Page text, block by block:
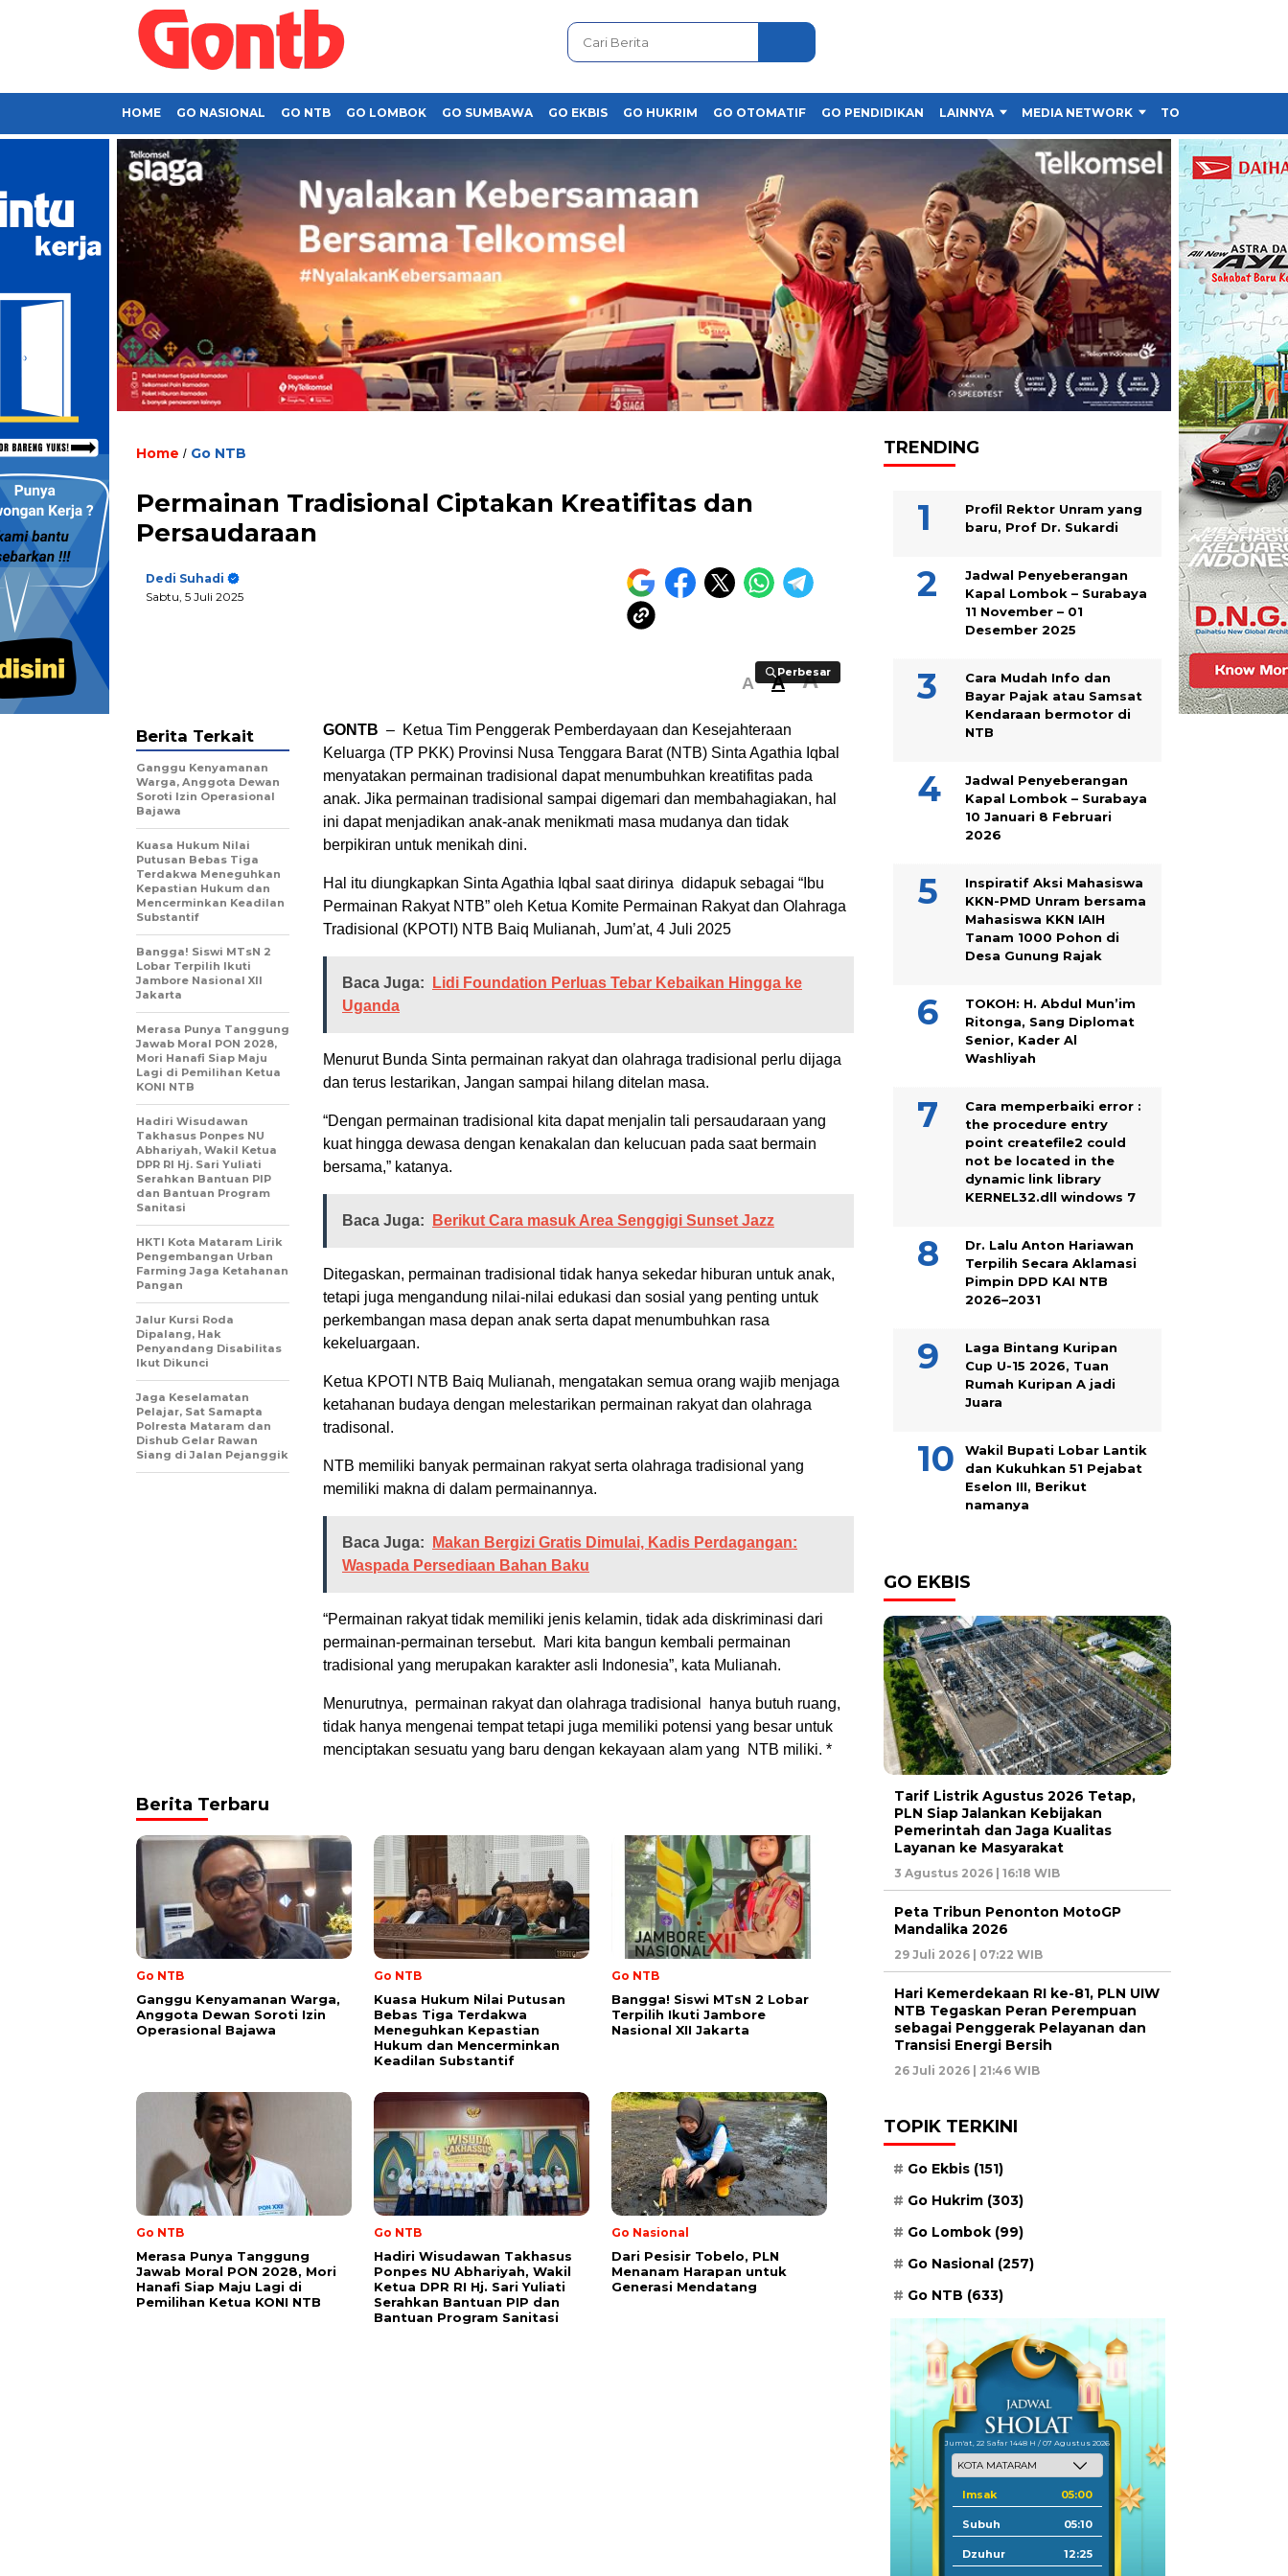
HOME GO NASIONAL GO NTB GO LOMBOK GO SUMBAWA GO EKBIS GO HUKRIM GO OTOMATIF GO PENDIDIKAN LAINNYA MEDIA NETWORK TOKO
Home / Go NTB
Permainan Tradisional Ciptakan Kreatifitas dan
Persaudaraan
Dedi Suhadi
Sabtu, 5 Juli 2025
Perbesar
Perbesar
A A A
GONTB – Ketua Tim Penggerak Pemberdayaan dan Kesejahteraan
Keluarga (TP PKK) Provinsi Nusa Tenggara Barat (NTB) Sinta Agathia Iqbal
menyatakan permainan tradisional dapat menumbuhkan kreatifitas pada
anak. Jika permainan tradisional sampai digemari dan membahagiakan, hal
ini dapat menjadikan anak-anak menikmati masa mudanya dan tidak
berpikiran untuk menikah dini.
Hal itu diungkapkan Sinta Agathia Iqbal saat dirinya didapuk sebagai “Ibu
Permainan Rakyat NTB” oleh Ketua Komite Permainan Rakyat dan Olahraga
Tradisional (KPOTI) NTB Baiq Mulianah, Jum’at, 4 Juli 2025
Baca Juga:
Lidi Foundation Perluas Tebar Kebaikan Hingga ke
Uganda
Menurut Bunda Sinta permainan rakyat dan olahraga tradisional perlu dijaga
dan terus lestarikan, Jangan sampai hilang ditelan masa.
“Dengan permainan tradisional kita dapat menjalin tali persaudaraan yang
kuat hingga dewasa dengan kenakalan dan kelucuan pada saat bermain
bersama,” katanya.
Baca Juga: Berikut Cara masuk Area Senggigi Sunset Jazz
Ditegaskan, permainan tradisional tidak hanya sekedar hiburan untuk anak,
tetapi juga mengandung nilai-nilai edukasi dan sosial yang penting untuk
perkembangan masa depan anak serta dapat menumbuhkan rasa
kekeluargaan.
Ketua KPOTI NTB Baiq Mulianah, mengatakan semua orang wajib menjaga
ketahanan budaya dengan melestarikan permainan rakyat dan olahraga
tradisonal.
NTB memiliki banyak permainan rakyat serta olahraga tradisional yang
memiliki makna di dalam permainannya.
Baca Juga:
Makan Bergizi Gratis Dimulai, Kadis Perdagangan:
Waspada Persediaan Bahan Baku
“Permainan rakyat tidak memiliki jenis kelamin, tidak ada diskriminasi dari
permainan-permainan tersebut. Mari kita bangun kembali permainan
tradisional yang merupakan karakter asli Indonesia”, kata Mulianah.
Menurutnya, permainan rakyat dan olahraga tradisional hanya butuh ruang,
tidak hanya mengenai tempat tetapi juga memiliki potensi yang besar untuk
menciptakan sesuatu yang baru dengan kekayaan alam yang NTB miliki. *
Berita Terkait
Ganggu Kenyamanan
Warga, Anggota Dewan
Soroti Izin Operasional
Bajawa
Kuasa Hukum Nilai
Putusan Bebas Tiga
Terdakwa Meneguhkan
Kepastian Hukum dan
Mencerminkan Keadilan
Substantif
Bangga! Siswi MTsN 2
Lobar Terpilih Ikuti
Jambore Nasional XII
Jakarta
Merasa Punya Tanggung
Jawab Moral PON 2028,
Mori Hanafi Siap Maju
Lagi di Pemilihan Ketua
KONI NTB
Hadiri Wisudawan
Takhasus Ponpes NU
Abhariyah, Wakil Ketua
DPR RI Hj. Sari Yuliati
Serahkan Bantuan PIP
dan Bantuan Program
Sanitasi
HKTI Kota Mataram Lirik
Pengembangan Urban
Farming Jaga Ketahanan
Pangan
Jalur Kursi Roda
Dipalang, Hak
Penyandang Disabilitas
Ikut Dikunci
Jaga Keselamatan
Pelajar, Sat Samapta
Polresta Mataram dan
Dishub Gelar Rawan
Siang di Jalan Pejanggik
Berita Terbaru
Go NTB
Ganggu Kenyamanan Warga,
Anggota Dewan Soroti Izin
Operasional Bajawa
Go NTB
Kuasa Hukum Nilai Putusan
Bebas Tiga Terdakwa
Meneguhkan Kepastian
Hukum dan Mencerminkan
Keadilan Substantif
Go NTB
Bangga! Siswi MTsN 2 Lobar
Terpilih Ikuti Jambore
Nasional XII Jakarta
Go NTB
Merasa Punya Tanggung
Jawab Moral PON 2028, Mori
Hanafi Siap Maju Lagi di
Pemilihan Ketua KONI NTB
Go NTB
Hadiri Wisudawan Takhasus
Ponpes NU Abhariyah, Wakil
Ketua DPR RI Hj. Sari Yuliati
Serahkan Bantuan PIP dan
Bantuan Program Sanitasi
Go Nasional
Dari Pesisir Tobelo, PLN
Menanam Harapan untuk
Generasi Mendatang
TRENDING
Profil Rektor Unram yang
baru, Prof Dr. Sukardi
Jadwal Penyeberangan
Kapal Lombok – Surabaya
11 November – 01
Desember 2025
Cara Mudah Info dan
Bayar Pajak atau Samsat
Kendaraan bermotor di
NTB
Jadwal Penyeberangan
Kapal Lombok – Surabaya
10 Januari 8 Februari
2026
Inspiratif Aksi Mahasiswa
KKN-PMD Unram bersama
Mahasiswa KKN IAIH
Tanam 1000 Pohon di
Desa Gunung Rajak
TOKOH: H. Abdul Mun’im
Ritonga, Sang Diplomat
Senior, Kader Al
Washliyah
Cara memperbaiki error :
the procedure entry
point createfile2 could
not be located in the
dynamic link library
KERNEL32.dll windows 7
Dr. Lalu Anton Hariawan
Terpilih Secara Aklamasi
Pimpin DPD KAI NTB
2026–2031
Laga Bintang Kuripan
Cup U-15 2026, Tuan
Rumah Kuripan A jadi
Juara
Wakil Bupati Lobar Lantik
dan Kukuhkan 51 Pejabat
Eselon III, Berikut
namanya
GO EKBIS
Tarif Listrik Agustus 2026 Tetap,
PLN Siap Jalankan Kebijakan
Pemerintah dan Jaga Kualitas
Layanan ke Masyarakat
3 Agustus 2026 | 16:18 WIB
Peta Tribun Penonton MotoGP
Mandalika 2026
29 Juli 2026 | 07:22 WIB
Hari Kemerdekaan RI ke-81, PLN UIW
NTB Tegaskan Peran Perempuan
sebagai Penggerak Pelayanan dan
Transisi Energi Bersih
26 Juli 2026 | 21:46 WIB
TOPIK TERKINI
Go Ekbis (151)
Go Hukrim (303)
Go Lombok (99)
Go Nasional (257)
Go NTB (633)
Jum'at, 22 Safar 1448 H / 07 Agustus 2026
Imsak 05:00
Subuh 05:10
Dzuhur 12:25